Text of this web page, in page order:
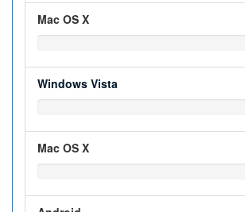
Mac OS X
Windows Vista
Mac OS X